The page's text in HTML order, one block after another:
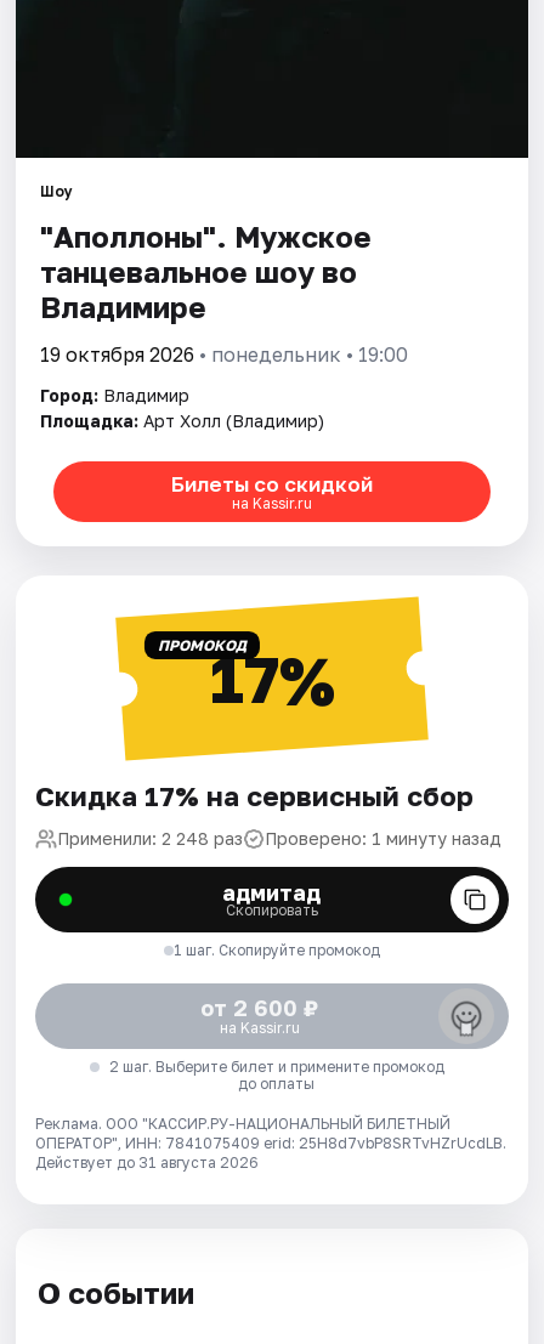
Шоу
"Аполлоны". Мужское
танцевальное шоу во
Владимире
19 октября 2026 • понедельник • 19:00
Город: Владимир
Площадка: Арт Холл (Владимир)
Билеты со скидкой
на Kassir.ru
ПРОМОКОД17%
Скидка 17% на сервисный сбор
Применили: 2 248 раз Проверено: 1 минуту назад
адмитад
Скопировать
1 шаг. Скопируйте промокод
от 2 600 ₽
на Kassir.ru
2 шаг. Выберите билет и примените промокод
до оплаты
Реклама. ООО "КАССИР.РУ-НАЦИОНАЛЬНЫЙ БИЛЕТНЫЙ
ОПЕРАТОР", ИНН: 7841075409 erid: 25H8d7vbP8SRTvHZrUcdLB.
Действует до 31 августа 2026
О событии